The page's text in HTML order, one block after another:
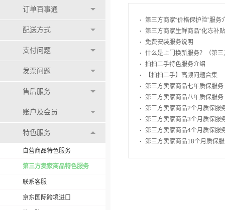
订单百事通
配送方式
支付问题
发票问题
售后服务
账户及会员
特色服务
自营商品特色服务
第三方卖家商品特色服务
联系客服
京东国际跨境进口
· 第三方商家“价格保护险”服务
· 第三方商家生鲜商品“化冻补
· 免费安装服务说明
· 什么是上门换新服务？（第三
· 拍拍二手特色服务介绍
·
【拍拍二手】高频问题合集
· 第三方卖家商品七年质保服务
· 第三方卖家商品八年质保服务
· 第三方卖家商品2个月质保服
· 第三方卖家商品3个月质保服
· 第三方卖家商品4个月质保服
· 第三方卖家商品18个月质保